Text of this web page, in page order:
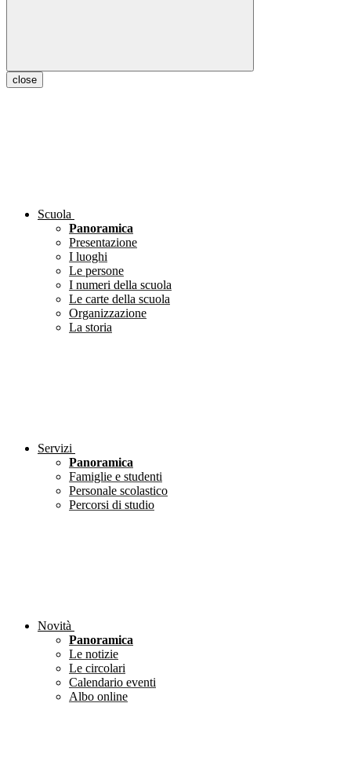
close
Scuola
Panoramica
Presentazione
I luoghi
Le persone
I numeri della scuola
Le carte della scuola
Organizzazione
La storia
Servizi
Panoramica
Famiglie e studenti
Personale scolastico
Percorsi di studio
Novità
Panoramica
Le notizie
Le circolari
Calendario eventi
Albo online